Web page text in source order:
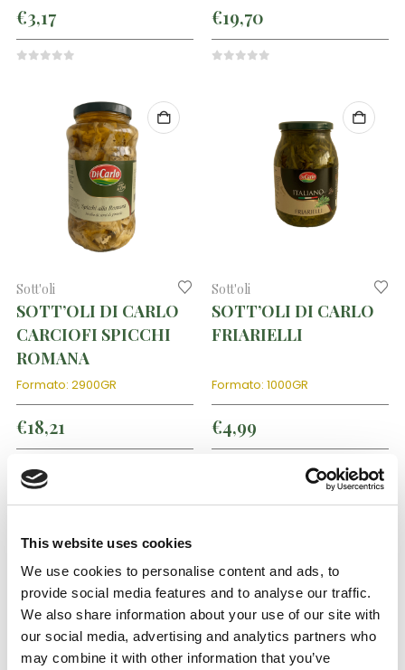
This website uses cookies
We use cookies to personalise content and ads, to
provide social media features and to analyse our traffic.
We also share information about your use of our site with
our social media, advertising and analytics partners who
may combine it with other information that you’ve
€3,17 €19,70
Sott'oli
SOTT’OLI DI CARLO
CARCIOFI SPICCHI
ROMANA
Formato: 2900GR
€18,21
0out of 5
Sott'oli
SOTT’OLI DI CARLO
FRIARIELLI
Formato: 1000GR
€4,99